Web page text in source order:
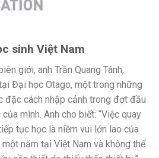
sinh Việt Nam
giới, anh Trần Quang Tánh,
Đại học Otago, một trong những
đặc cách nhập cảnh trong đợt đầu
mình. Anh cho biết: “Việc quay
tục học là niềm vui lớn lao của
năm tại Việt Nam và không thể